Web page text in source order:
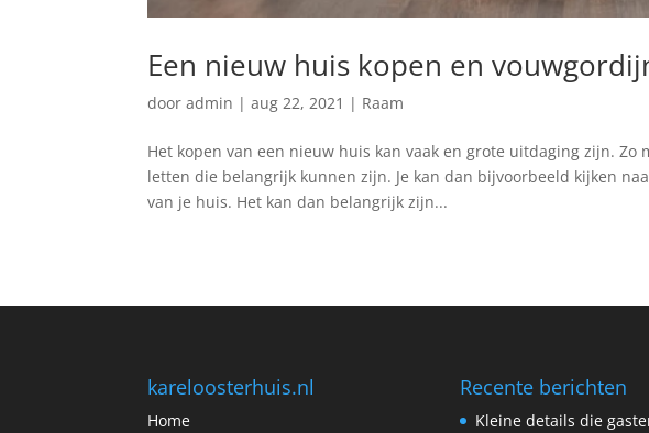
Een nieuw huis kopen en
dooradmin |aug 22, 2021 | Raam
Het kopen van een nieuw huis kan vaak en grote uitdaging zijn.
letten die belangrijk kunnen zijn. Je kan dan bijvoorbeeld kijken
van je huis. Het kan dan belangrijk zijn...
kareloosterhuis.nl
Home
Recente berichten
Kleine details die